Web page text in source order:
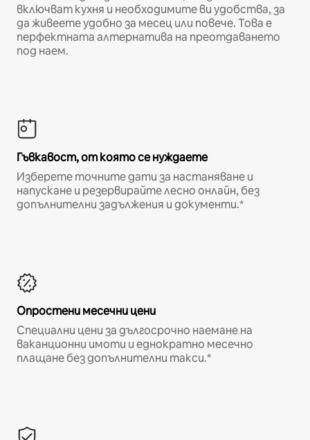
включват кухня и необходимите ви удобства, за
да живеете удобно за месец или повече. Това е
перфектната алтернатива на преотдаването
под наем.
Гъвкавост, от която се нуждаете
Изберете точните дати за настаняване и
напускане и резервирайте лесно онлайн, без
допълнителни задължения и документи.*
Опростени месечни цени
Специални цени за дългосрочно наемане на
ваканционни имоти и еднократно месечно
плащане без допълнителни такси.*